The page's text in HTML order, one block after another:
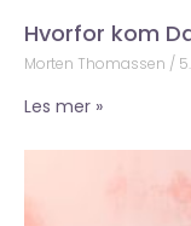
Hvorfor kom
Morten Thomassen
Les mer »